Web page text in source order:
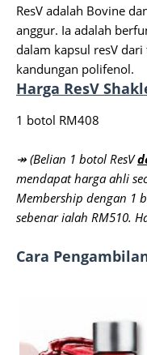
ResV adalah Bovine
anggur. Ia adalah
dalam kapsul resV
kandungan polifenol.
Harga ResV
1 botol RM408
↠ (Belian 1 botol ResV
mendapat harga ahli
Membership dengan 1
sebenar ialah RM510.
Cara